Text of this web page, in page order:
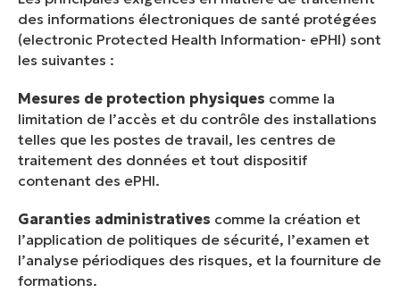
des informations électroniques de santé protégées
(electronic Protected Health Information- ePHI) sont
les suivantes :
Mesures de protection physiques comme la
limitation de l’accès et du contrôle des installations
telles que les postes de travail, les centres de
traitement des données et tout dispositif
contenant des ePHI.
Garanties administratives comme la création et
l’application de politiques de sécurité, l’examen et
l’analyse périodiques des risques, et la fourniture de
formations.